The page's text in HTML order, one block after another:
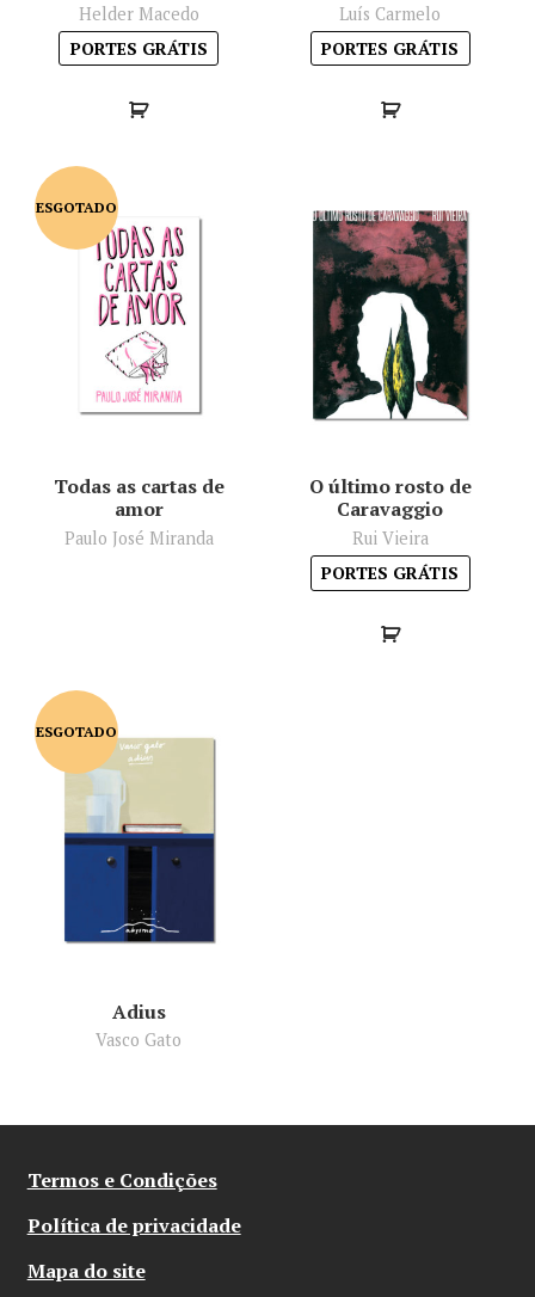
Helder Macedo
PORTES GRÁTIS
Luís Carmelo
PORTES GRÁTIS
ESGOTADO
Todas as cartas de
amor
Paulo José Miranda
O último rosto de
Caravaggio
Rui Vieira
PORTES GRÁTIS
ESGOTADO
Adius
Vasco Gato
Termos e Condições
Política de privacidade
Mapa do site